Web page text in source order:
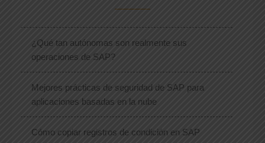
¿Qué tan autónomas son realmente sus
operaciones de SAP?
Mejores prácticas de seguridad de SAP para
aplicaciones basadas en la nube
Cómo copiar registros de condición en SAP